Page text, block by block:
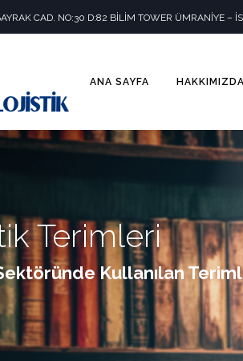
CAD. NO:30 D:82 BİLİM TOWER ÜMRANİYE –
ANA SAYFA HAKKIMIZDA
Terimleri
Kullanılan